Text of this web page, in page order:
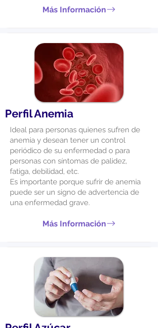
Más Información
Perfil Anemia
Ideal para personas quienes sufren de
anemia y desean tener un control
periódico de su enfermedad o para
personas con síntomas de palidez,
fatiga, debilidad, etc.
Es importante porque sufrir de anemia
puede ser un signo de advertencia de
una enfermedad grave.
Más Información